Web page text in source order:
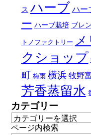
ス ハーブ ハー
ー ハーブ栽培 ブレ
トノファクトリー メ
クショップ
町 梅雨 横浜 牧野
芳香蒸留水
カテゴリー
ページ内検索